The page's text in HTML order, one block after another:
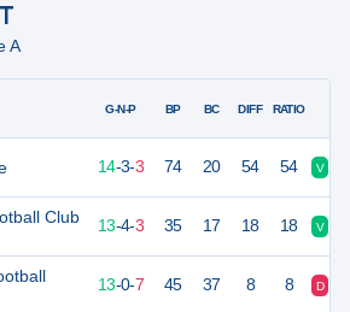
A
Club
G-N-P BP BC DIFF RATIO
14-3-3 74 20 54 54 V
43 20 13-4-3 35 17 18 18 V
39 13-0-7 45 37 8 8 D